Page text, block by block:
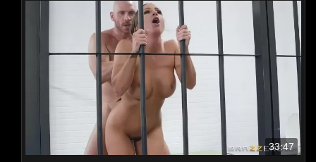
33:47